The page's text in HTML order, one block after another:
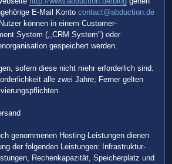
E-Mail Konto contact@abduction.de
können in einem Customer-
System (,,CRM System") oder
gespeichert werden.
sofern diese nicht mehr erforderlich sind.
alle zwei Jahre; Ferner gelten
genommenen Hosting-Leistungen dienen
der folgenden Leistungen: Infrastruktur-
Rechenkapazität, Speicherplatz und